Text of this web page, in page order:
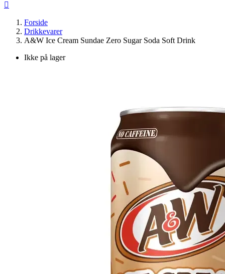

Forside
Drikkevarer
A&W Ice Cream Sundae Zero Sugar Soda Soft Drink
Ikke på lager